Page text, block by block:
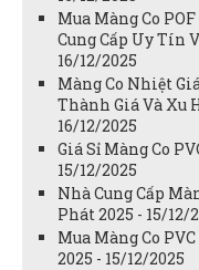
Mua Màng Co
Cung Cấp Uy Tín
16/12/2025
Màng Co Nhiệt
Thành Giá Và Xu
16/12/2025
Giá Sỉ Màng Co
15/12/2025
Nhà Cung Cấp
Phát 2025 - 15/12/
Mua Màng Co
2025 - 15/12/2025